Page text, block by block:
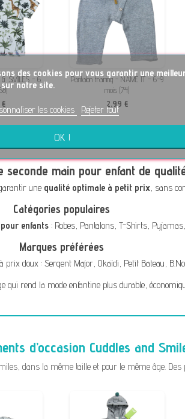
& SMILES - 6
Pantalon training - NAME IT - 6-9
mois (74)
2,99 €
seconde main pour enfant de
une qualité optimale à petit prix, sans
Catégories populaires
enfants: Robes, Pantalons, T-Shirts, Pyjamas,
Marques préférées
prix doux :Sergent Major,Okaïdi, Petit Bateau,
qui rend la mode enfantine plus durable,
d’occasion Cuddles and
dans la même taille et pour le même âge.
des cookies pour vous garantir une
notre site.
les cookies Rejeter tout
OK !